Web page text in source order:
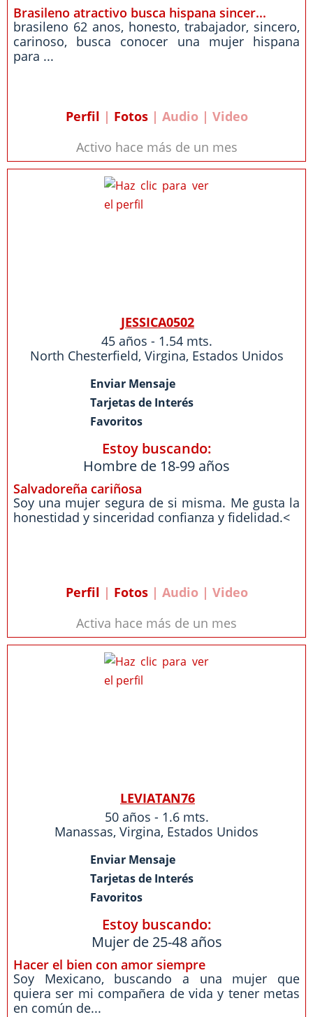
Brasileno atractivo busca hispana sincer...
brasileno 62 anos, honesto, trabajador, sincero,
carinoso, busca conocer una mujer hispana
para ...
Perfil | Fotos| Audio | Video
Activo hace más de un mes
JESSICA0502
45 años - 1.54 mts.
North Chesterfield, Virgina, Estados Unidos
Enviar Mensaje
Tarjetas de Interés
Favoritos
Estoy buscando:
Hombre de 18-99 años
Salvadoreña cariñosa
Soy una mujer segura de si misma. Me gusta la
honestidad y sinceridad confianza y fidelidad.<
Perfil | Fotos| Audio | Video
Activa hace más de un mes
LEVIATAN76
50 años - 1.6 mts.
Manassas, Virgina, Estados Unidos
Enviar Mensaje
Tarjetas de Interés
Favoritos
Estoy buscando:
Mujer de 25-48 años
Hacer el bien con amor siempre
Soy Mexicano, buscando a una mujer que
quiera ser mi compañera de vida y tener metas
en común de...